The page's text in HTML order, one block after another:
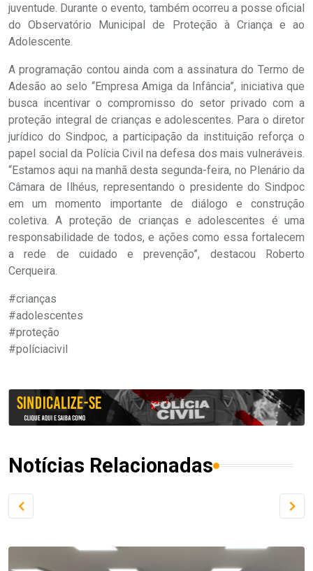
juventude. Durante o evento, também ocorreu a posse oficial
do Observatório Municipal de Proteção à Criança e ao
Adolescente.
A programação contou ainda com a assinatura do Termo de
Adesão ao selo “Empresa Amiga da Infância”, iniciativa que
busca incentivar o compromisso do setor privado com a
proteção integral de crianças e adolescentes. Para o diretor
jurídico do Sindpoc, a participação da instituição reforça o
papel social da Polícia Civil na defesa dos mais vulneráveis.
“Estamos aqui na manhã desta segunda-feira, no Plenário da
Câmara de Ilhéus, representando o presidente do Sindpoc
em um momento importante de diálogo e construção
coletiva. A proteção de crianças e adolescentes é uma
responsabilidade de todos, e ações como essa fortalecem
a rede de cuidado e prevenção”, destacou Roberto
Cerqueira.
#crianças
#adolescentes
#proteção
#políciacivil
Notícias Relacionadas